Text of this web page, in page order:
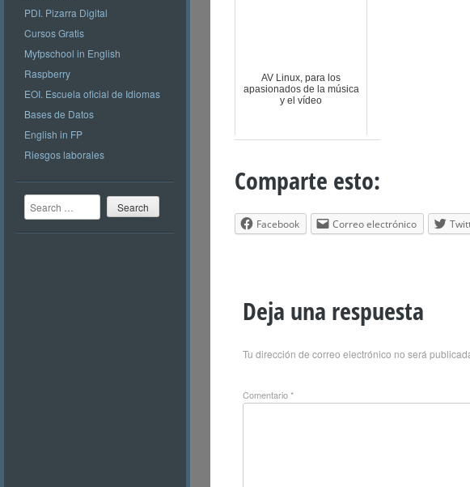
PDI. Pizarra Digital
Cursos Gratis
Myfpschool in English
Raspberry
EOI. Escuela oficial de Idiomas
Bases de Datos
English in FP
Riesgos laborales
Search
AV Linux, para los
apasionados de la música
y el vídeo
Comparte esto:
Facebook Correo electrónico
Deja una respuesta
Tu dirección de correo electrónico no será
Comentario*